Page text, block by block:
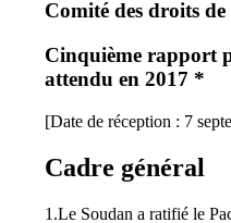
Comité des droits de
Cinquième rapport
attendu en 2017 *
[Date de réception : 7
Cadre général
1.Le Soudan a ratifié le